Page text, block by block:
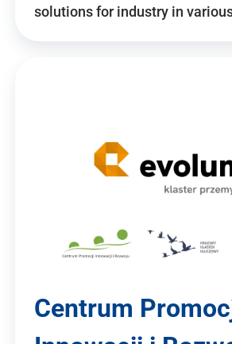
solutions for industry in
Centrum